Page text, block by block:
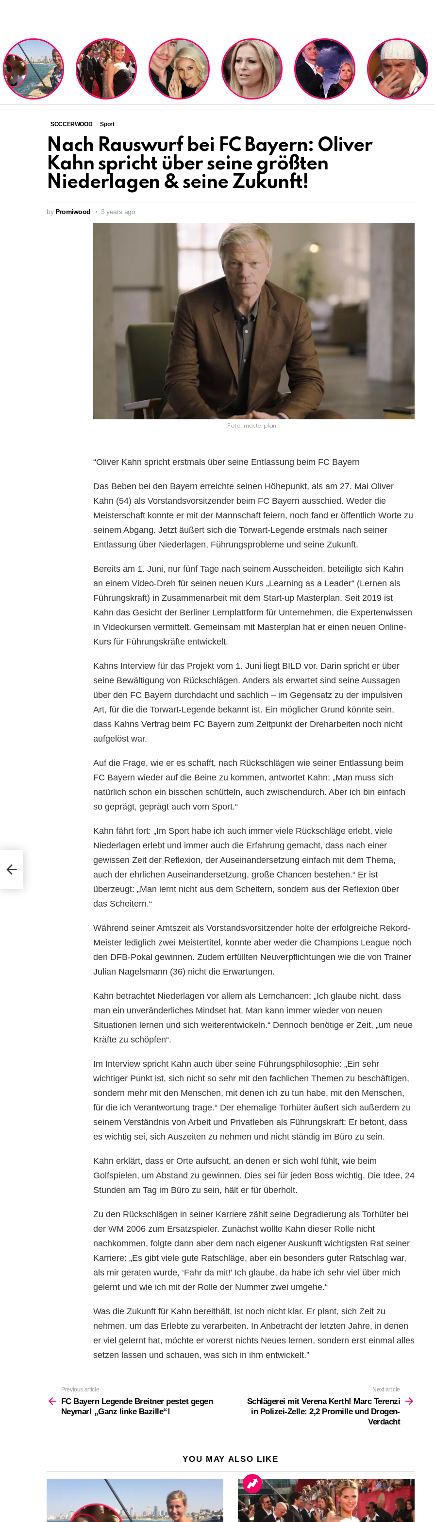
LATEST
STORIES
SOCCERWOOD Sport
Nach Rauswurf bei FC Bayern: Oliver
Kahn spricht über seine größten
Niederlagen & seine Zukunft!
by Promiwood 3 years ago
Foto: masterplan
“Oliver Kahn spricht erstmals über seine Entlassung beim FC Bayern
Das Beben bei den Bayern erreichte seinen Höhepunkt, als am 27. Mai Oliver
Kahn (54) als Vorstandsvorsitzender beim FC Bayern ausschied. Weder die
Meisterschaft konnte er mit der Mannschaft feiern, noch fand er öffentlich Worte zu
seinem Abgang. Jetzt äußert sich die Torwart-Legende erstmals nach seiner
Entlassung über Niederlagen, Führungsprobleme und seine Zukunft.
Bereits am 1. Juni, nur fünf Tage nach seinem Ausscheiden, beteiligte sich Kahn
an einem Video-Dreh für seinen neuen Kurs „Learning as a Leader“ (Lernen als
Führungskraft) in Zusammenarbeit mit dem Start-up Masterplan. Seit 2019 ist
Kahn das Gesicht der Berliner Lernplattform für Unternehmen, die Expertenwissen
in Videokursen vermittelt. Gemeinsam mit Masterplan hat er einen neuen Online-
Kurs für Führungskräfte entwickelt.
Kahns Interview für das Projekt vom 1. Juni liegt BILD vor. Darin spricht er über
seine Bewältigung von Rückschlägen. Anders als erwartet sind seine Aussagen
über den FC Bayern durchdacht und sachlich – im Gegensatz zu der impulsiven
Art, für die die Torwart-Legende bekannt ist. Ein möglicher Grund könnte sein,
dass Kahns Vertrag beim FC Bayern zum Zeitpunkt der Dreharbeiten noch nicht
aufgelöst war.
Auf die Frage, wie er es schafft, nach Rückschlägen wie seiner Entlassung beim
FC Bayern wieder auf die Beine zu kommen, antwortet Kahn: „Man muss sich
natürlich schon ein bisschen schütteln, auch zwischendurch. Aber ich bin einfach
so geprägt, geprägt auch vom Sport.“
Kahn fährt fort: „Im Sport habe ich auch immer viele Rückschläge erlebt, viele
Niederlagen erlebt und immer auch die Erfahrung gemacht, dass nach einer
gewissen Zeit der Reflexion, der Auseinandersetzung einfach mit dem Thema,
auch der ehrlichen Auseinandersetzung, große Chancen bestehen.“ Er ist
überzeugt: „Man lernt nicht aus dem Scheitern, sondern aus der Reflexion über
das Scheitern.“
Während seiner Amtszeit als Vorstandsvorsitzender holte der erfolgreiche Rekord-
Meister lediglich zwei Meistertitel, konnte aber weder die Champions League noch
den DFB-Pokal gewinnen. Zudem erfüllten Neuverpflichtungen wie die von Trainer
Julian Nagelsmann (36) nicht die Erwartungen.
Kahn betrachtet Niederlagen vor allem als Lernchancen: „Ich glaube nicht, dass
man ein unveränderliches Mindset hat. Man kann immer wieder von neuen
Situationen lernen und sich weiterentwickeln.“ Dennoch benötige er Zeit, „um neue
Kräfte zu schöpfen“.
Im Interview spricht Kahn auch über seine Führungsphilosophie: „Ein sehr
wichtiger Punkt ist, sich nicht so sehr mit den fachlichen Themen zu beschäftigen,
sondern mehr mit den Menschen, mit denen ich zu tun habe, mit den Menschen,
für die ich Verantwortung trage.“ Der ehemalige Torhüter äußert sich außerdem zu
seinem Verständnis von Arbeit und Privatleben als Führungskraft: Er betont, dass
es wichtig sei, sich Auszeiten zu nehmen und nicht ständig im Büro zu sein.
Kahn erklärt, dass er Orte aufsucht, an denen er sich wohl fühlt, wie beim
Golfspielen, um Abstand zu gewinnen. Dies sei für jeden Boss wichtig. Die Idee, 24
Stunden am Tag im Büro zu sein, hält er für überholt.
Zu den Rückschlägen in seiner Karriere zählt seine Degradierung als Torhüter bei
der WM 2006 zum Ersatzspieler. Zunächst wollte Kahn dieser Rolle nicht
nachkommen, folgte dann aber dem nach eigener Auskunft wichtigsten Rat seiner
Karriere: „Es gibt viele gute Ratschläge, aber ein besonders guter Ratschlag war,
als mir geraten wurde, ‘Fahr da mit!’ Ich glaube, da habe ich sehr viel über mich
gelernt und wie ich mit der Rolle der Nummer zwei umgehe.“
Was die Zukunft für Kahn bereithält, ist noch nicht klar. Er plant, sich Zeit zu
nehmen, um das Erlebte zu verarbeiten. In Anbetracht der letzten Jahre, in denen
er viel gelernt hat, möchte er vorerst nichts Neues lernen, sondern erst einmal alles
setzen lassen und schauen, was sich in ihm entwickelt.”
more
Previous article
FC Bayern Legende Breitner pestet gegen
Neymar! „Ganz linke Bazille“!
Next article
Schlägerei mit Verena Kerth! Marc Terenzi
in Polizei-Zelle: 2,2 Promille und Drogen-
Verdacht
YOU MAY ALSO LIKE